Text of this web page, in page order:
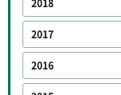
2018
2017
2016